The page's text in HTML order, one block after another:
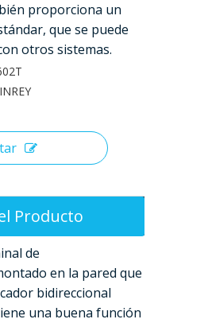
proporciona un
que se puede
otros sistemas.
Producto
de
en la pared que
bidireccional
una buena función